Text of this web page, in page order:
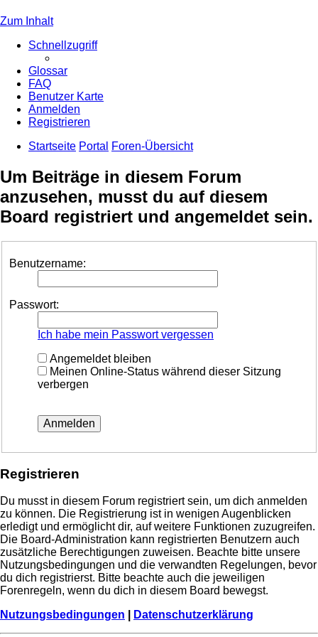
Zum Inhalt
Schnellzugriff
Glossar
FAQ
Benutzer Karte
Anmelden
Registrieren
Startseite Portal Foren-Übersicht
Um Beiträge in diesem Forum
anzusehen, musst du auf diesem
Board registriert und angemeldet sein.
Benutzername:
Passwort:
Ich habe mein Passwort vergessen
Angemeldet bleiben
Meinen Online-Status während dieser Sitzung
verbergen
Registrieren
Du musst in diesem Forum registriert sein, um dich anmelden
zu können. Die Registrierung ist in wenigen Augenblicken
erledigt und ermöglicht dir, auf weitere Funktionen zuzugreifen.
Die Board-Administration kann registrierten Benutzern auch
zusätzliche Berechtigungen zuweisen. Beachte bitte unsere
Nutzungsbedingungen und die verwandten Regelungen, bevor
du dich registrierst. Bitte beachte auch die jeweiligen
Forenregeln, wenn du dich in diesem Board bewegst.
Nutzungsbedingungen
Datenschutzerklärung